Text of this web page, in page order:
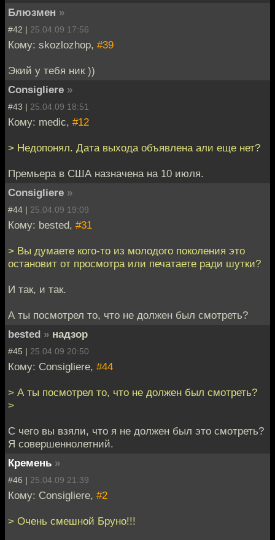
Блюзмен »
#42 | 25.04.09 17:56
Кому: skozlozhop, #39
Экий у тебя ник ))
Consigliere »
#43 | 25.04.09 18:51
Кому: medic, #12
> Недопонял. Дата выхода объявлена али еще нет?
Премьера в США назначена на 10 июля.
Consigliere »
#44 | 25.04.09 19:09
Кому: bested, #31
> Вы думаете кого-то из молодого поколения это
остановит от просмотра или печатаете ради шутки?
И так, и так.
А ты посмотрел то, что не должен был смотреть?
bested » надзор
#45 | 25.04.09 20:50
Кому: Consigliere, #44
> А ты посмотрел то, что не должен был смотреть?
>
С чего вы взяли, что я не должен был это смотреть?
Я совершеннолетний.
Кремень »
#46 | 25.04.09 21:39
Кому: Consigliere, #2
> Очень смешной Бруно!!!